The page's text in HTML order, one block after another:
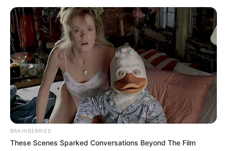
Dom zu Halberstadt
Zusammen mit dem Domschatz ist der im
gotischen Stil erbaute Dom die kulturelle
und architektonische Hauptattraktion der
Stadt. Hierfür sorgen die mittelalterliche Ausstattung und
seine Größe.
Quedlinburg
Quedlinburg ist mit der romanischen
Renaissance-Rathaus sowie über 1200
BRAINBERRIES
These Scenes Sparked Conversations Beyond The Film